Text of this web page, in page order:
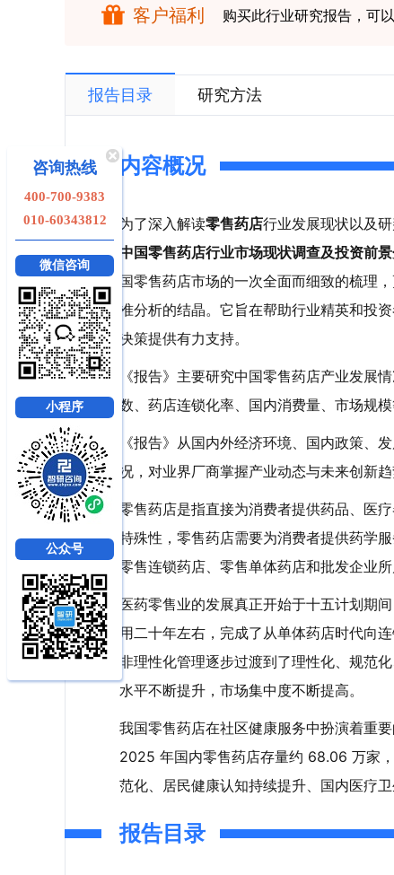
客户福利 购买此行业研究报告，可
报告目录 研究方法
内容概况
为了深入解读零售药店行业发展现状以及研
中国零售药店行业市场现状调查及投资前景
国零售药店市场的一次全面而细致的梳理
准分析的结晶。它旨在帮助行业精英和投
决策提供有力支持。
《报告》主要研究中国零售药店产业发展
数、药店连锁化率、国内消费量、市场规模
《报告》从国内外经济环境、国内政策、
况，对业界厂商掌握产业动态与未来创新
零售药店是指直接为消费者提供药品、医
特殊性，零售药店需要为消费者提供药学
零售连锁药店、零售单体药店和批发企业所
医药零售业的发展真正开始于十五计划期
用二十年左右，完成了从单体药店时代向
非理性化管理逐步过渡到了理性化、规范
水平不断提升，市场集中度不断提高。
我国零售药店在社区健康服务中扮演着重
2025 年国内零售药店存量约 68.06 万家
范化、居民健康认知持续提升、国内医疗
报告目录
咨询热线
400-700-9383
010-60343812
微信咨询
小程序
公众号